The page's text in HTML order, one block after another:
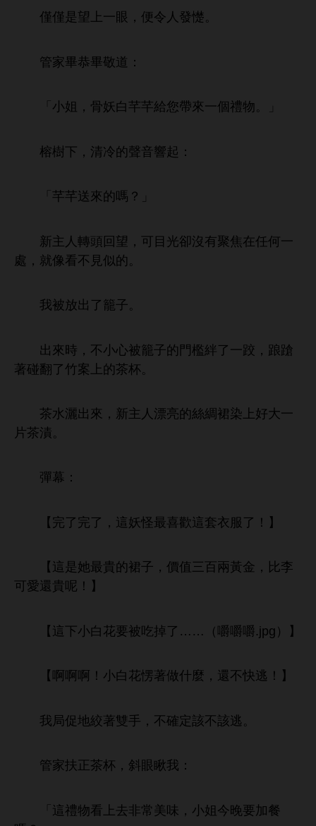
僅僅 望 ，便令 憷。
管 畢恭畢敬 ：
姐，骨妖 芊芊 您帶 個禮物。」
榕 ，清 音響起：
「芊芊送 嗎？」
主 轉 回望， 目 卻沒 聚焦
任何
處，就像
見似 。
被放 籠子。
， 被籠子 檻絆
跤，踉蹌
著碰翻
案 茶杯。
茶 灑 ， 主 漂亮 絲綢裙染
好
片茶漬。
彈幕：
【完 完 ， 妖怪最 套 ！】
【 最貴 裙子，價值 百兩
，比李
還貴呢！】
【 被 掉 ……（嚼嚼嚼.jpg）】
【啊啊啊！ 愣著 什麼，還 逃！】
局促 絞著雙 ， 確定該 該逃。
管 扶正茶杯，斜 瞅 ：
禮物 非常美 ， 姐今
加餐